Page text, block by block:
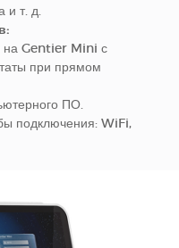
и т. д.
на Gentier Mini с
при прямом
ПО.
подключения: WiFi,